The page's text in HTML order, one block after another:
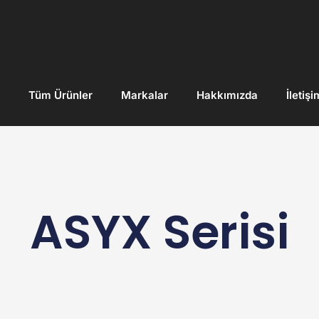
Tüm Ürünler Markalar Hakkımızda
ASYX Serisi